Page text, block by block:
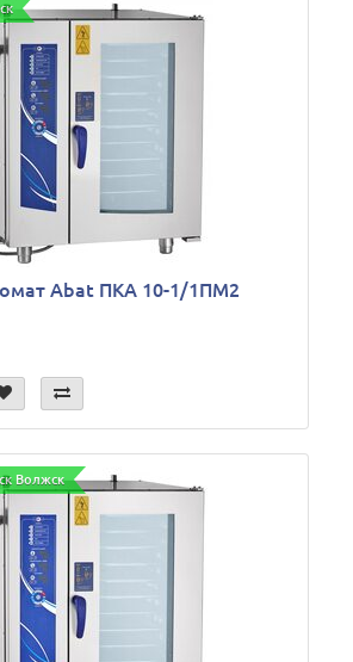
Abat ПКА 10-1/1ПМ2
Волжск